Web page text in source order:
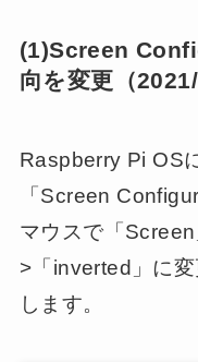
(1)Screen
向を変更（2021/
Raspberry Pi OS
「Screen
マウスで「
>「inverted」に
します。